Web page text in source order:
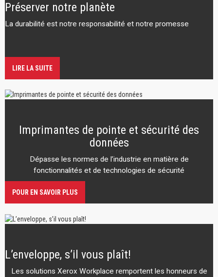
Préserver notre planète
La durabilité est notre responsabilité et notre promesse
LIRE LA SUITE
Imprimantes de pointe et sécurité des
données
Dépasse les normes de l’industrie en matière de
fonctionnalités et de technologies de sécurité
POUR EN SAVOIR PLUS
L’enveloppe, s’il vous plaît!
Les solutions Xerox Workplace remportent les honneurs de